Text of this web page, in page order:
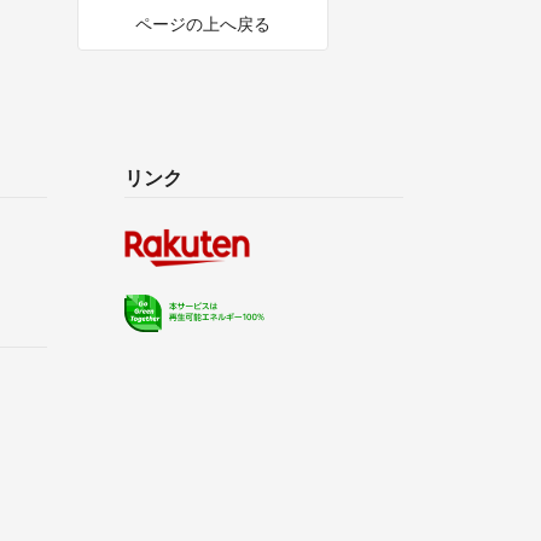
ページの上へ戻る
リンク